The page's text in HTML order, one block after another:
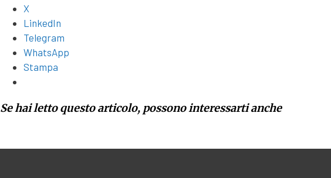
X
LinkedIn
Telegram
WhatsApp
Stampa
Se hai letto questo articolo, possono interessarti anche